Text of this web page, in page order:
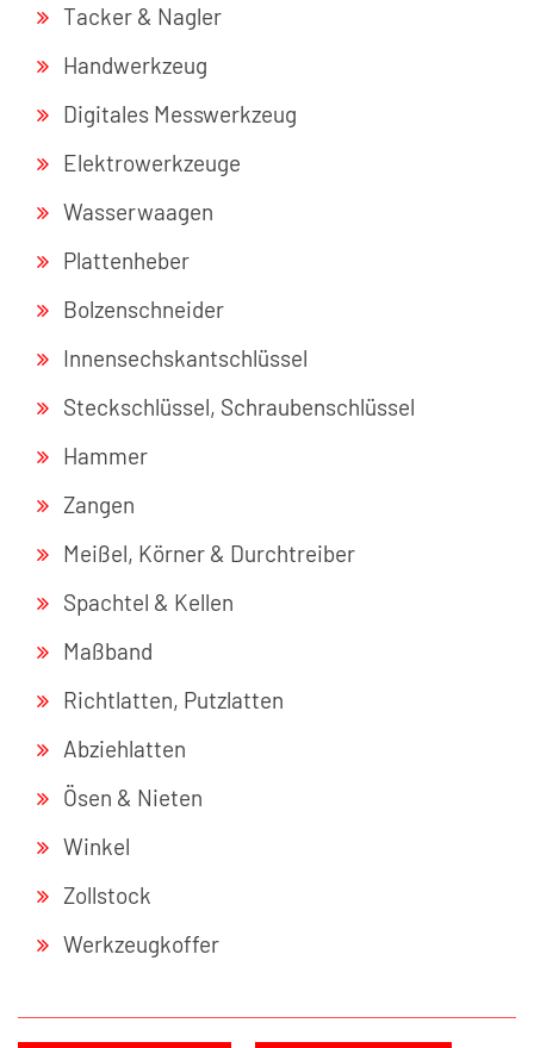
Tacker & Nagler
Handwerkzeug
Digitales Messwerkzeug
Elektrowerkzeuge
Wasserwaagen
Plattenheber
Bolzenschneider
Innensechskantschlüssel
Steckschlüssel, Schraubenschlüssel
Hammer
Zangen
Meißel, Körner & Durchtreiber
Spachtel & Kellen
Maßband
Richtlatten, Putzlatten
Abziehlatten
Ösen & Nieten
Winkel
Zollstock
Werkzeugkoffer